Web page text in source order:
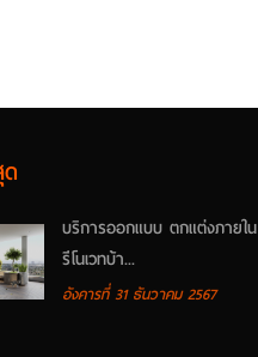
บริการออกแบบ ตกแต่งภายใน
รีโนเวทบ้า...
อังคารที่ 31 ธันวาคม 2567